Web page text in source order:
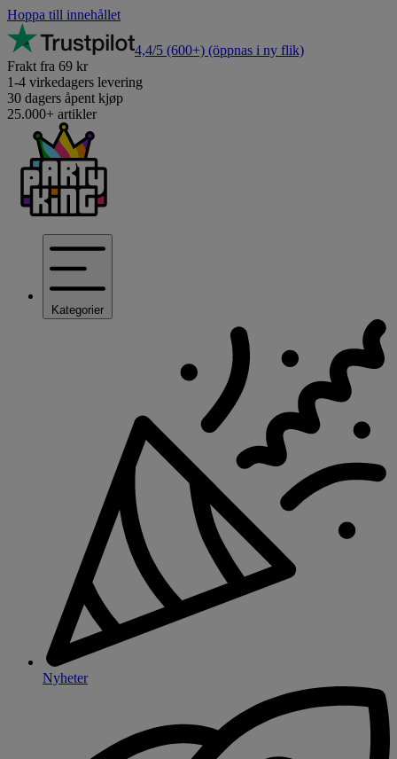
Hoppa till innehållet
4,4/5 (600+) (öppnas i ny flik)
Frakt fra 69 kr
1-4 virkedagers levering
30 dagers åpent kjøp
25.000+ artikler
Kategorier
Nyheter